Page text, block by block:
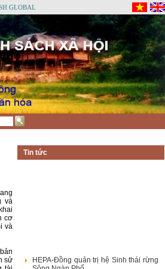
GLOBAL
và
cơ
và
sử
Tin tức
HEPA-Đồng quản trị hệ Sinh thái rừng
Sông Ngàn Phố